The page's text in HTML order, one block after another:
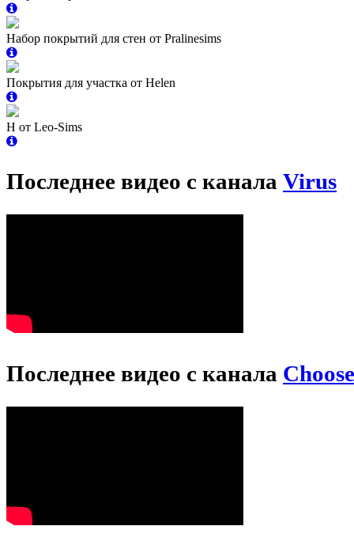
Набор покрытий для стен от Pralinesims
Покрытия для участка от Helen
Н от Leo-Sims
Последнее видео с канала Virus
Последнее видео с канала